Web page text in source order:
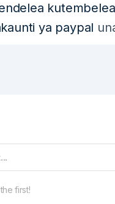
ya paypal
first!